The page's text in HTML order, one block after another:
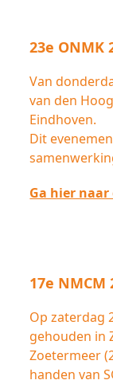
23e ONMK
Van
van den
Eindhoven.
Dit
Ga hier naar
17e
Op zaterdag
gehouden in
Zoetermeer
handen van